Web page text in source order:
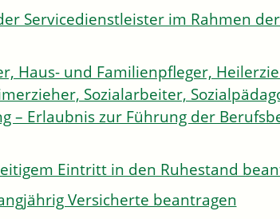
Servicedienstleister im Rahmen
Haus- und Familienpfleger,
Sozialarbeiter,
– Erlaubnis zur Führung der
Eintritt in den Ruhestand
Versicherte beantragen